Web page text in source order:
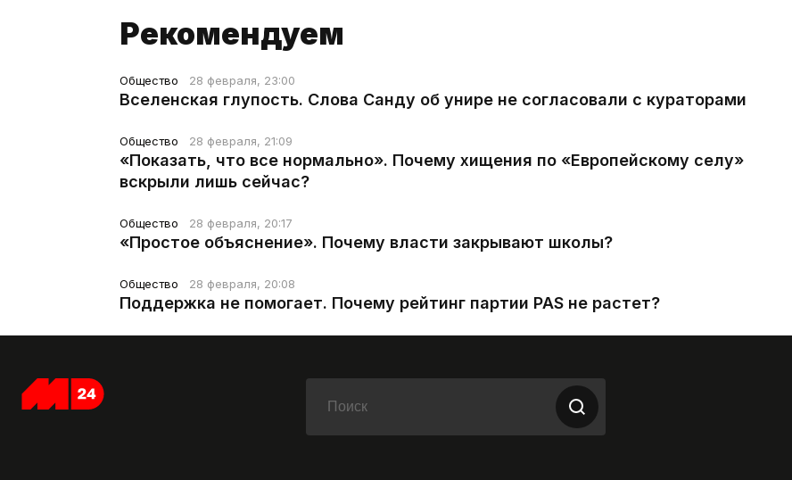
Рекомендуем
Общество 28 февраля, 23:00
Вселенская глупость. Слова Санду об унире не согласовали с кураторами
Общество 28 февраля, 21:09
«Показать, что все нормально». Почему хищения по «Европейскому селу»
вскрыли лишь сейчас?
Общество 28 февраля, 20:17
«Простое объяснение». Почему власти закрывают школы?
Общество 28 февраля, 20:08
Поддержка не помогает. Почему рейтинг партии PAS не растет?